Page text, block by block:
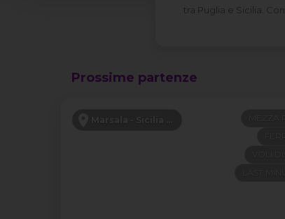
tra Puglia e Sicilia.
Prossime partenze
Marsala - Sicilia Occidentale